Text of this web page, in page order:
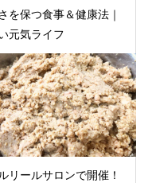
を保つ食事＆健康法｜
元気ライフ
リールサロンで開催！